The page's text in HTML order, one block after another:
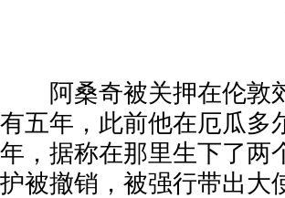
阿桑奇被关押在伦敦
有五年，此前他在厄瓜多
年，据称在那里生下了两
护被撤销，被强行带出大